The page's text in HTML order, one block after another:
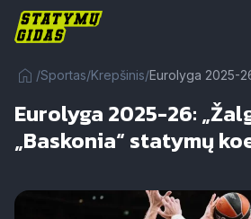
/Sportas/Krepšinis/Eurolyga 2025-
Eurolyga 2025-26:
„Baskonia“ statymų